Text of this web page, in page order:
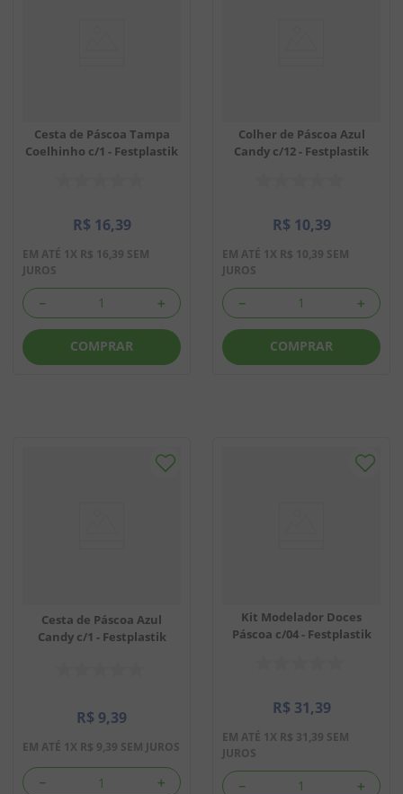
Cesta de Páscoa Tampa
Coelhinho c/1 - Festplastik
R$ 16,39
EM ATÉ 1X R$ 16,39 SEM
JUROS
＋
－
COMPRAR
Colher de Páscoa Azul
Candy c/12 - Festplastik
R$ 10,39
EM ATÉ 1X R$ 10,39 SEM
JUROS
＋
－
COMPRAR
Cesta de Páscoa Azul
Candy c/1 - Festplastik
R$ 9,39
EM ATÉ 1X R$ 9,39 SEM JUROS
＋
－
Kit Modelador Doces
Páscoa c/04 - Festplastik
R$ 31,39
EM ATÉ 1X R$ 31,39 SEM
JUROS
＋
－